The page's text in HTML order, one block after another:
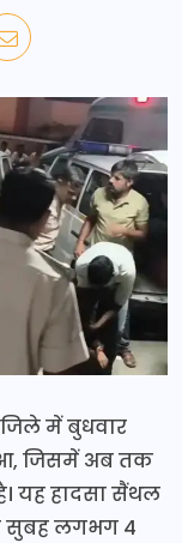
में बुधवार
जिसमें अब तक
यह हादसा सैंथल
सुबह लगभग 4